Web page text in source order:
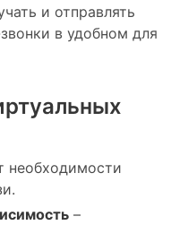
и отправлять
в удобном для
необходимости
–